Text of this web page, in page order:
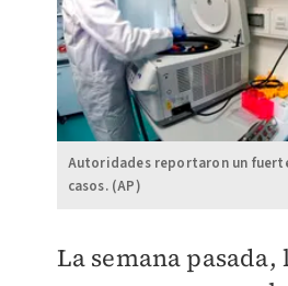
Autoridades reportaron un
casos. (AP)
La semana pasada,